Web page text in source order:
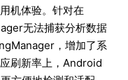
机体验。针对在
无法捕获分析数据
，增加了系
刷新率上，Android